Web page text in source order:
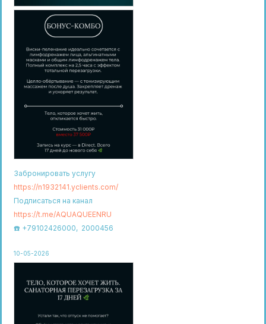
Забронировать услугу
https://n1932141.yclients.com/
Подписаться на канал
https://t.me/AQUAQUEENRU
☎️ +79102426000, 2000456
10-05-2026